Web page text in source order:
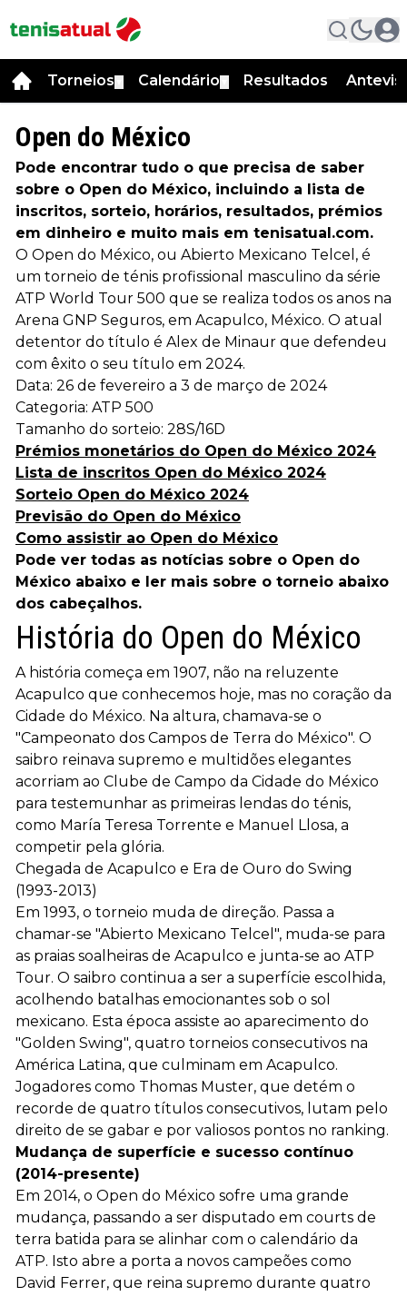
Torneios Calendário Resultados
Open do México
Pode encontrar tudo o que precisa de saber
sobre o Open do México, incluindo a lista de
inscritos, sorteio, horários, resultados, prémios
em dinheiro e muito mais em tenisatual.com.
O Open do México, ou Abierto Mexicano Telcel, é
um torneio de ténis profissional masculino da série
ATP World Tour 500 que se realiza todos os anos na
Arena GNP Seguros, em Acapulco, México. O atual
detentor do título é Alex de Minaur que defendeu
com êxito o seu título em 2024.
Data: 26 de fevereiro a 3 de março de 2024
Categoria: ATP 500
Tamanho do sorteio: 28S/16D
Prémios monetários do Open do México 2024
Lista de inscritos Open do México 2024
Sorteio Open do México 2024
Previsão do Open do México
Como assistir ao Open do México
Pode ver todas as notícias sobre o Open do
México abaixo e ler mais sobre o torneio abaixo
dos cabeçalhos.
História do Open do México
A história começa em 1907, não na reluzente
Acapulco que conhecemos hoje, mas no coração da
Cidade do México. Na altura, chamava-se o
"Campeonato dos Campos de Terra do México". O
saibro reinava supremo e multidões elegantes
acorriam ao Clube de Campo da Cidade do México
para testemunhar as primeiras lendas do ténis,
como María Teresa Torrente e Manuel Llosa, a
competir pela glória.
Chegada de Acapulco e Era de Ouro do Swing
(1993-2013)
Em 1993, o torneio muda de direção. Passa a
chamar-se "Abierto Mexicano Telcel", muda-se para
as praias soalheiras de Acapulco e junta-se ao ATP
Tour. O saibro continua a ser a superfície escolhida,
acolhendo batalhas emocionantes sob o sol
mexicano. Esta época assiste ao aparecimento do
"Golden Swing", quatro torneios consecutivos na
América Latina, que culminam em Acapulco.
Jogadores como Thomas Muster, que detém o
recorde de quatro títulos consecutivos, lutam pelo
direito de se gabar e por valiosos pontos no ranking.
Mudança de superfície e sucesso contínuo
(2014-presente)
Em 2014, o Open do México sofre uma grande
mudança, passando a ser disputado em courts de
terra batida para se alinhar com o calendário da
ATP. Isto abre a porta a novos campeões como
David Ferrer, que reina supremo durante quatro